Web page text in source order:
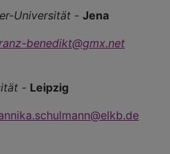
Universität - Jena
benedikt@gmx.net
- Leipzig